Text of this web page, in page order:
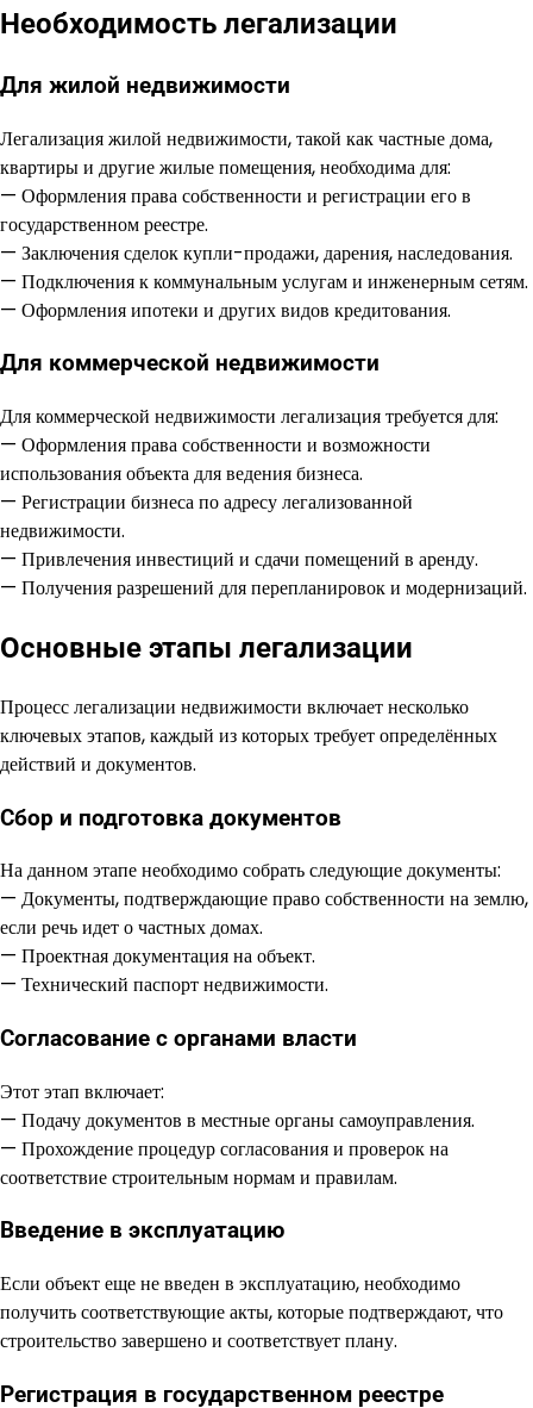
Необходимость легализации
Для жилой недвижимости
Легализация жилой недвижимости, такой как частные дома,
квартиры и другие жилые помещения, необходима для:
— Оформления права собственности и регистрации его в
государственном реестре.
— Заключения сделок купли-продажи, дарения, наследования.
— Подключения к коммунальным услугам и инженерным сетям.
— Оформления ипотеки и других видов кредитования.
Для коммерческой недвижимости
Для коммерческой недвижимости легализация требуется для:
— Оформления права собственности и возможности
использования объекта для ведения бизнеса.
— Регистрации бизнеса по адресу легализованной
недвижимости.
— Привлечения инвестиций и сдачи помещений в аренду.
— Получения разрешений для перепланировок и модернизаций.
Основные этапы легализации
Процесс легализации недвижимости включает несколько
ключевых этапов, каждый из которых требует определённых
действий и документов.
Сбор и подготовка документов
На данном этапе необходимо собрать следующие документы:
— Документы, подтверждающие право собственности на землю,
если речь идет о частных домах.
— Проектная документация на объект.
— Технический паспорт недвижимости.
Согласование с органами власти
Этот этап включает:
— Подачу документов в местные органы самоуправления.
— Прохождение процедур согласования и проверок на
соответствие строительным нормам и правилам.
Введение в эксплуатацию
Если объект еще не введен в эксплуатацию, необходимо
получить соответствующие акты, которые подтверждают, что
строительство завершено и соответствует плану.
Регистрация в государственном реестре